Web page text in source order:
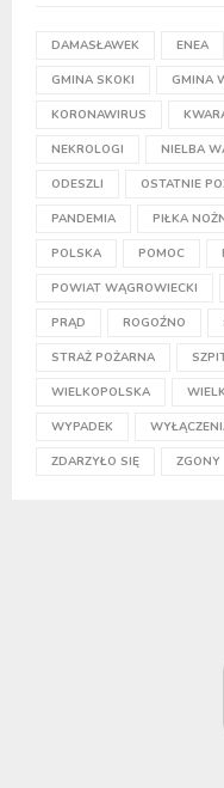
DAMASŁAWEK ENEA
GMINA SKOKI GMINA
KORONAWIRUS
NEKROLOGI NIELBA
ODESZLI OSTATNIE
PANDEMIA PIŁKA
POLSKA POMOC
POWIAT WĄGROWIECKI
PRĄD ROGOŹNO
STRAŻ POŻARNA
WIELKOPOLSKA
WYPADEK
ZDARZYŁO SIĘ ZGONY